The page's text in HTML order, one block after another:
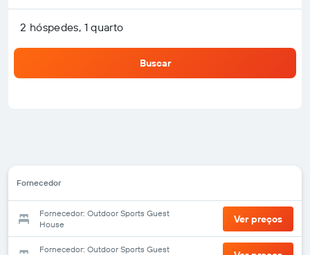
2 hóspedes, 1 quarto
Buscar
Fornecedor
Fornecedor: Outdoor Sports Guest
House
Ver preços
Fornecedor: Outdoor Sports Guest